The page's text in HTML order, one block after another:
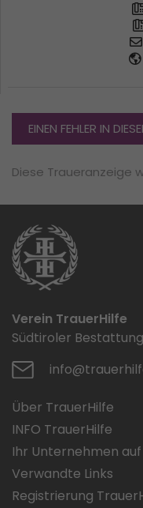
EINEN FEHLER IN
Diese Traueranzeige
Verein TrauerHilfe
Südtiroler
Über TrauerHilfe
INFO TrauerHilfe
Ihr Unternehmen
Verwandte Links
Registrierung